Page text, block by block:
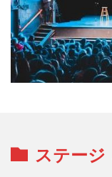
ステージ